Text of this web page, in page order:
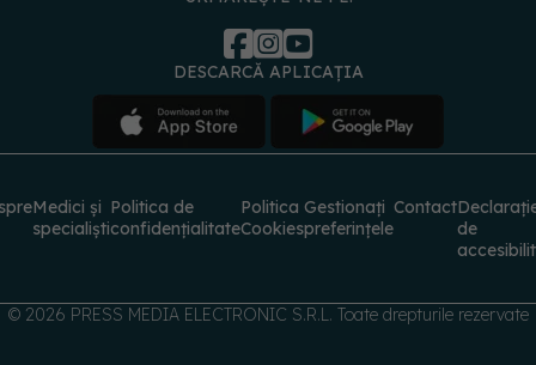
DESCARCĂ APLICAȚIA
Medici și
specialiști
Politica de
confidențialitate
Politica
Cookies
Gestionați
preferințele
Contact
de
© 2026 PRESS MEDIA ELECTRONIC S.R.L. Toate drepturile rezervate